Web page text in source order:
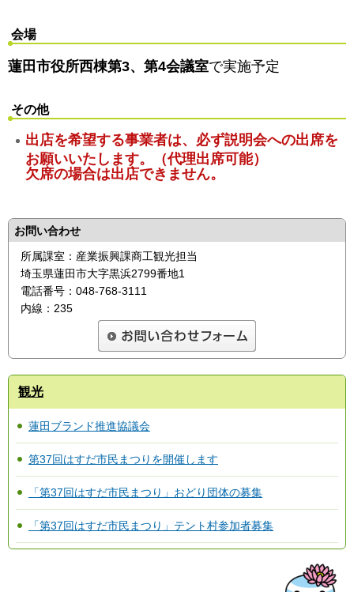
会場
蓮田市役所西棟第3、第4会議室で実施予定
その他
出店を希望する事業者は、必ず説明会への出席を
お願いいたします。（代理出席可能）
欠席の場合は出店できません。
お問い合わせ
所属課室：産業振興課商工観光担当
埼玉県蓮田市大字黒浜2799番地1
電話番号：048-768-3111
内線：235
観光
蓮田ブランド推進協議会
第37回はすだ市民まつりを開催します
「第37回はすだ市民まつり」おどり団体の募集
「第37回はすだ市民まつり」テント村参加者募集